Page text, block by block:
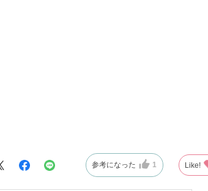
参考になった 1 Like!